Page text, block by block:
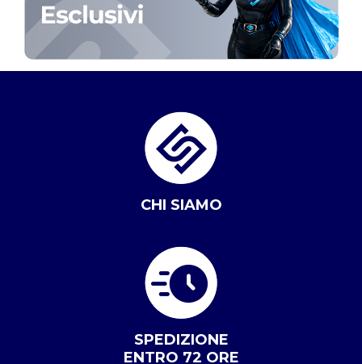
CHI SIAMO
SPEDIZIONE
ENTRO 72 ORE